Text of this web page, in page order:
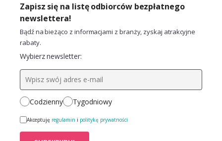
Zapisz się na listę odbiorców bezpłatnego
newslettera!
Bądź na bieżąco z informacjami z branży, zyskaj atrakcyjne
rabaty.
Wybierz newsletter:
Codzienny Tygodniowy
Akceptuję regulamin i politykę prywatności